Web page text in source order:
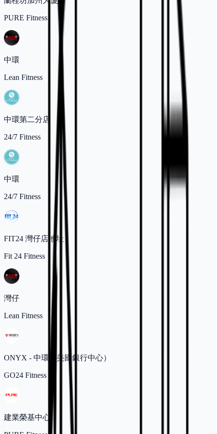
PURE Fitness
中環
Lean Fitness
中環第二分店
24/7 Fitness
中環
24/7 Fitness
FIT24 灣仔店地址
Fit 24 Fitness
灣仔
Lean Fitness
ONYX - 中環（美國銀行中心）
GO24 Fitness
建業榮基中心